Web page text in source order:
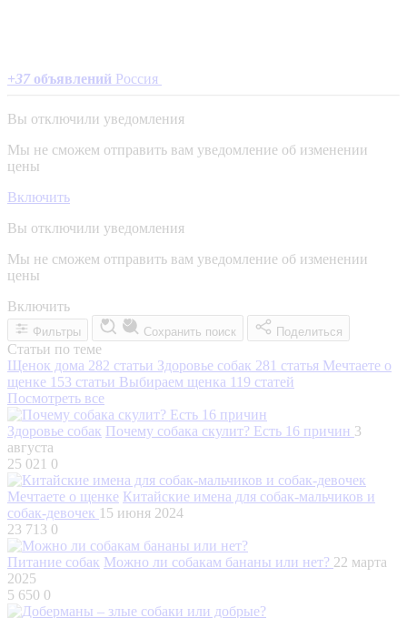
+37 объявлений Россия
Вы отключили уведомления
Мы не сможем отправить вам уведомление об изменении
цены
Включить
Вы отключили уведомления
Мы не сможем отправить вам уведомление об изменении
цены
Включить
Фильтры Сохранить поиск Поделиться
Статьи по теме
Щенок дома 282 статьи Здоровье собак 281 статья Мечтаете о
щенке 153 статьи Выбираем щенка 119 статей
Посмотреть все
Здоровье собак Почему собака скулит? Есть 16 причин 3
августа
25 021 0
Мечтаете о щенке Китайские имена для собак-мальчиков и
собак-девочек 15 июня 2024
23 713 0
Питание собак Можно ли собакам бананы или нет? 22 марта
2025
5 650 0